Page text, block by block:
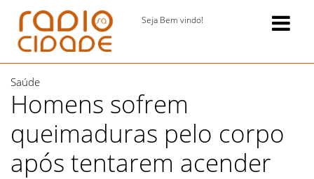
Seja Bem vindo!
Saúde
Homens sofrem
queimaduras pelo corpo
após tentarem acender